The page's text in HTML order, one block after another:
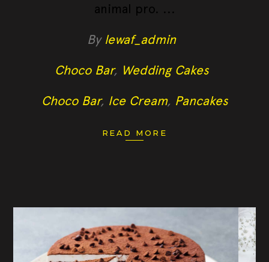
animal pro.
By lewaf_admin
Choco Bar, Wedding Cakes
Choco Bar, Ice Cream, Pancakes
READ MORE